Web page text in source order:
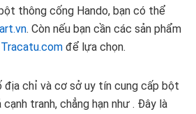
thông cống Hando, bạn có thể
. Còn nếu bạn cần các sản phẩm
Tracatu.com để lựa chọn.
địa chỉ và cơ sở uy tín cung cấp bột
tranh, chẳng hạn như . Đây là